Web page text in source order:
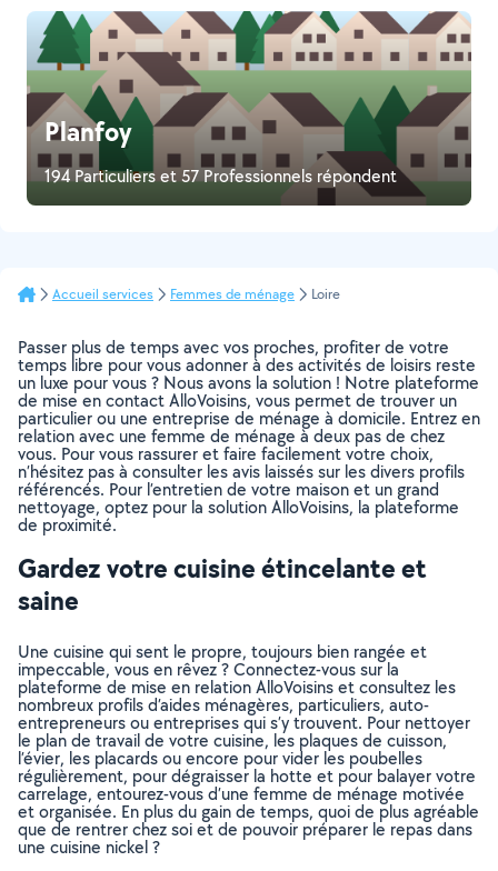
Planfoy
194 Particuliers et 57 Professionnels répondent
Accueil services Femmes de ménage Loire
Passer plus de temps avec vos proches, profiter de votre
temps libre pour vous adonner à des activités de loisirs reste
un luxe pour vous ? Nous avons la solution ! Notre plateforme
de mise en contact AlloVoisins, vous permet de trouver un
particulier ou une entreprise de ménage à domicile. Entrez en
relation avec une femme de ménage à deux pas de chez
vous. Pour vous rassurer et faire facilement votre choix,
n’hésitez pas à consulter les avis laissés sur les divers profils
référencés. Pour l’entretien de votre maison et un grand
nettoyage, optez pour la solution AlloVoisins, la plateforme
de proximité.
Gardez votre cuisine étincelante et
saine
Une cuisine qui sent le propre, toujours bien rangée et
impeccable, vous en rêvez ? Connectez-vous sur la
plateforme de mise en relation AlloVoisins et consultez les
nombreux profils d’aides ménagères, particuliers, auto-
entrepreneurs ou entreprises qui s’y trouvent. Pour nettoyer
le plan de travail de votre cuisine, les plaques de cuisson,
l’évier, les placards ou encore pour vider les poubelles
régulièrement, pour dégraisser la hotte et pour balayer votre
carrelage, entourez-vous d’une femme de ménage motivée
et organisée. En plus du gain de temps, quoi de plus agréable
que de rentrer chez soi et de pouvoir préparer le repas dans
une cuisine nickel ?